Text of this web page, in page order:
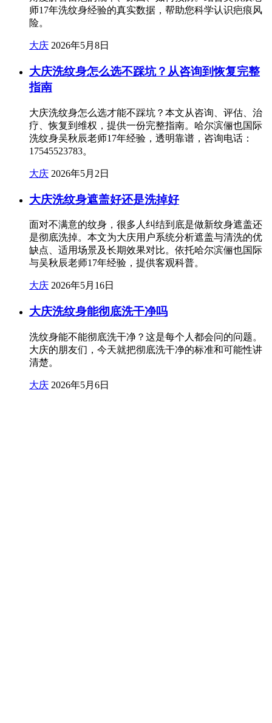
师17年洗纹身经验的真实数据，帮助您科学认识疤痕风
险。
大庆 2026年5月8日
大庆洗纹身怎么选不踩坑？从咨询到恢复完整
指南
大庆洗纹身怎么选才能不踩坑？本文从咨询、评估、治
疗、恢复到维权，提供一份完整指南。哈尔滨俪也国际
洗纹身吴秋辰老师17年经验，透明靠谱，咨询电话：
17545523783。
大庆 2026年5月2日
大庆洗纹身遮盖好还是洗掉好
面对不满意的纹身，很多人纠结到底是做新纹身遮盖还
是彻底洗掉。本文为大庆用户系统分析遮盖与清洗的优
缺点、适用场景及长期效果对比。依托哈尔滨俪也国际
与吴秋辰老师17年经验，提供客观科普。
大庆 2026年5月16日
大庆洗纹身能彻底洗干净吗
洗纹身能不能彻底洗干净？这是每个人都会问的问题。
大庆的朋友们，今天就把彻底洗干净的标准和可能性讲
清楚。
大庆 2026年5月6日